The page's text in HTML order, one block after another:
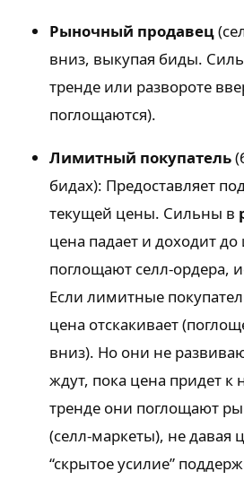
Рыночный продавец
вниз, выкупая биды.
тренде или развороте
поглощаются).
Лимитный покупатель
бидах): Предоставляет
текущей цены. Сильны в
цена падает и доходит
поглощают селл-ордера,
Если лимитные
цена отскакивает
вниз). Но они не
ждут, пока цена придет
тренде они поглощают
(селл-маркеты), не давая
“скрытое усилие”